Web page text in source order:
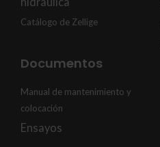
Catálogo de Zellige
Documentos
Manual de mantenimiento y
colocación
Ensayos